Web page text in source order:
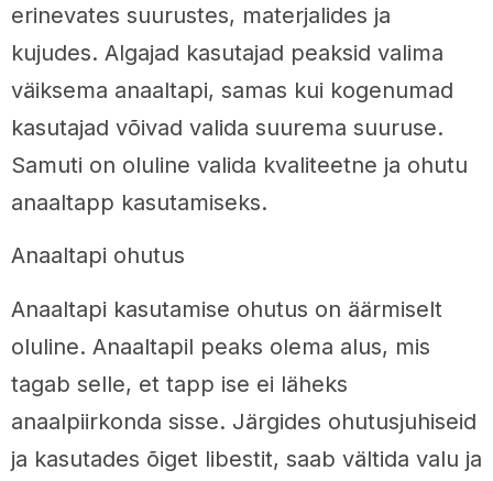
erinevates suurustes, materjalides ja
kujudes. Algajad kasutajad peaksid valima
väiksema anaaltapi, samas kui kogenumad
kasutajad võivad valida suurema suuruse.
Samuti on oluline valida kvaliteetne ja ohutu
anaaltapp kasutamiseks.
Anaaltapi ohutus
Anaaltapi kasutamise ohutus on äärmiselt
oluline. Anaaltapil peaks olema alus, mis
tagab selle, et tapp ise ei läheks
anaalpiirkonda sisse. Järgides ohutusjuhiseid
ja kasutades õiget libestit, saab vältida valu ja